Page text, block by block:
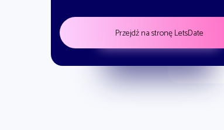
Przejdź na stronę LetsDate